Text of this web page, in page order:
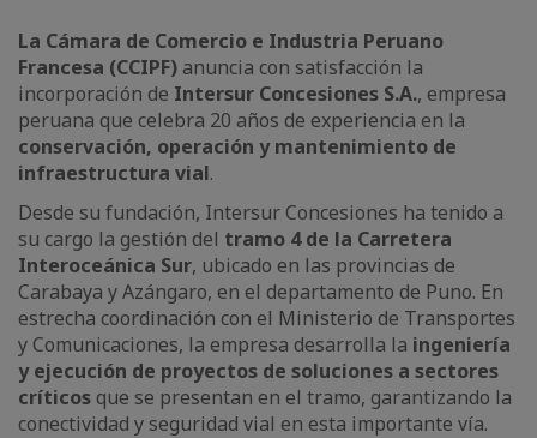
La Cámara de Comercio e Industria Peruano
Francesa (CCIPF) anuncia con satisfacción la
incorporación de Intersur Concesiones S.A., empresa
peruana que celebra 20 años de experiencia en la
conservación, operación y mantenimiento de
infraestructura vial.
Desde su fundación, Intersur Concesiones ha tenido a
su cargo la gestión del tramo 4 de la Carretera
Interoceánica Sur, ubicado en las provincias de
Carabaya y Azángaro, en el departamento de Puno. En
estrecha coordinación con el Ministerio de Transportes
y Comunicaciones, la empresa desarrolla la ingeniería
y ejecución de proyectos de soluciones a sectores
críticos que se presentan en el tramo, garantizando la
conectividad y seguridad vial en esta importante vía.